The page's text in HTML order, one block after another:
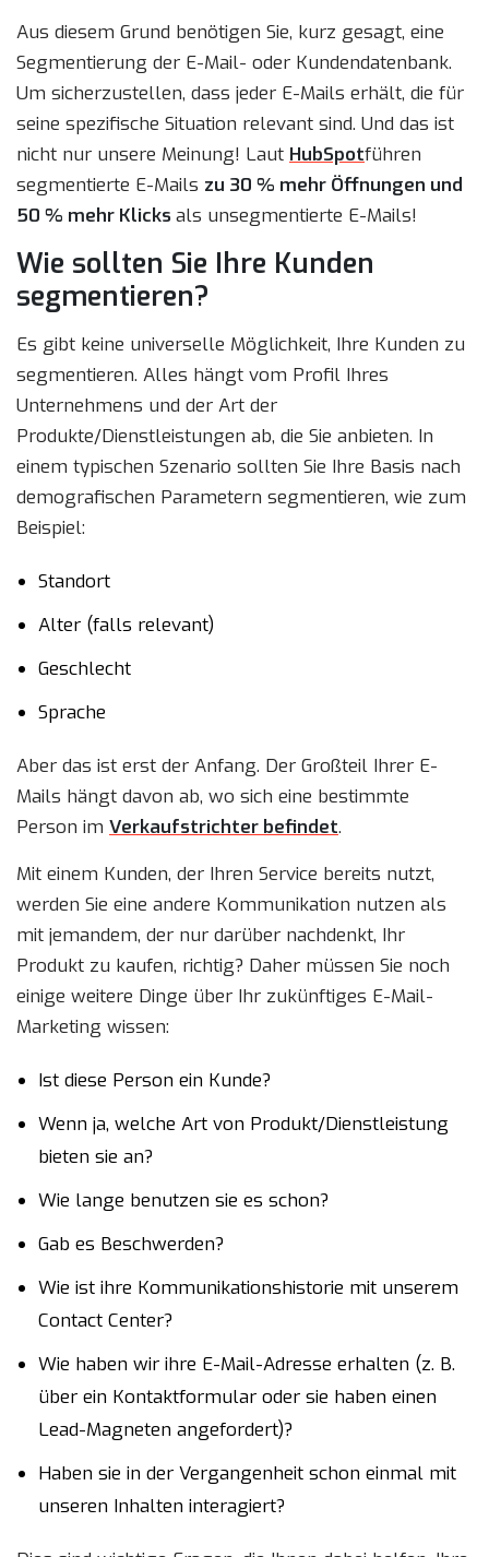
Aus diesem Grund benötigen Sie, kurz gesagt, eine
Segmentierung der E-Mail- oder Kundendatenbank.
Um sicherzustellen, dass jeder E-Mails erhält, die für
seine spezifische Situation relevant sind. Und das ist
nicht nur unsere Meinung! Laut HubSpotführen
segmentierte E-Mails zu 30 % mehr Öffnungen und
50 % mehr Klicks als unsegmentierte E-Mails!
Wie sollten Sie Ihre Kunden
segmentieren?
Es gibt keine universelle Möglichkeit, Ihre Kunden zu
segmentieren. Alles hängt vom Profil Ihres
Unternehmens und der Art der
Produkte/Dienstleistungen ab, die Sie anbieten. In
einem typischen Szenario sollten Sie Ihre Basis nach
demografischen Parametern segmentieren, wie zum
Beispiel:
Standort
Alter (falls relevant)
Geschlecht
Sprache
Aber das ist erst der Anfang. Der Großteil Ihrer E-
Mails hängt davon ab, wo sich eine bestimmte
Person im Verkaufstrichter befindet.
Mit einem Kunden, der Ihren Service bereits nutzt,
werden Sie eine andere Kommunikation nutzen als
mit jemandem, der nur darüber nachdenkt, Ihr
Produkt zu kaufen, richtig? Daher müssen Sie noch
einige weitere Dinge über Ihr zukünftiges E-Mail-
Marketing wissen:
Ist diese Person ein Kunde?
Wenn ja, welche Art von Produkt/Dienstleistung
bieten sie an?
Wie lange benutzen sie es schon?
Gab es Beschwerden?
Wie ist ihre Kommunikationshistorie mit unserem
Contact Center?
Wie haben wir ihre E-Mail-Adresse erhalten (z. B.
über ein Kontaktformular oder sie haben einen
Lead-Magneten angefordert)?
Haben sie in der Vergangenheit schon einmal mit
unseren Inhalten interagiert?